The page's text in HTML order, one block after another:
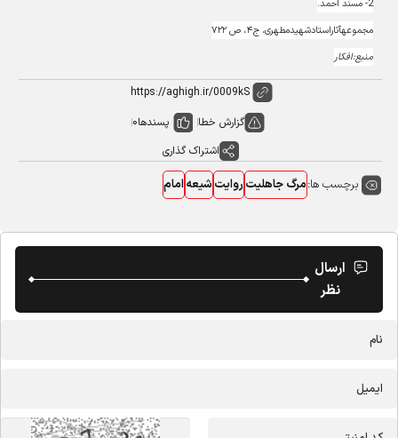
مجموعه‏آثاراستادشهيدمطهرى، ج‏۴، ص ۷۲۲
منبع:افکار
گزارش خطا پسندها0
اشتراک گذاری
برچسب ها:مرگ جاهلیتروایتشیعهامام
ارسال
نظر